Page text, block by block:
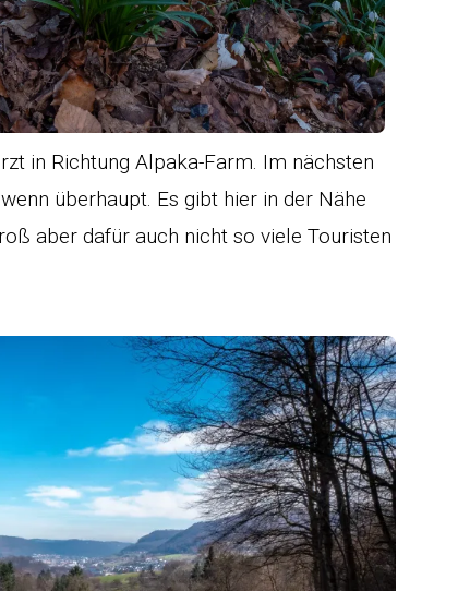
in Richtung Alpaka-Farm. Im nächsten
überhaupt. Es gibt hier in der Nähe
aber dafür auch nicht so viele Touristen